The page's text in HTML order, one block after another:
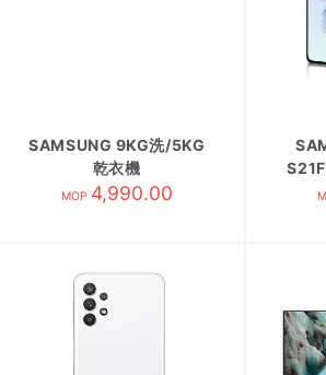
SAMSUNG 9KG洗/5KG
乾衣機
WD90DG6G94BKSH 白
MOP 4,990.00